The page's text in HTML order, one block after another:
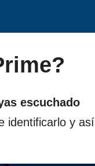
escuchado
identificarlo y así